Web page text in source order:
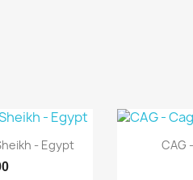
view- Egypt 
CAG